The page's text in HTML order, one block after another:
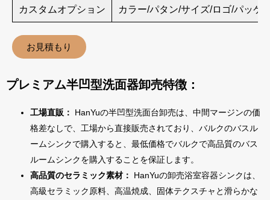
カスタムオプション カラー/パタン/サイズ/ロゴ/パッケ
お見積もり
プレミアム半凹型洗面器卸売特徴：
工場直販： HanYuの半凹型洗面台卸売は、中間マージンの価
格差なしで、工場から直接販売されており、バルクのバスル
ームシンクで購入すると、最低価格でバルクで高品質のバス
ルームシンクを購入することを保証します。
高品質のセラミック素材： HanYuの卸売浴室容器シンクは、
高級セラミック原料、高温焼成、固体テクスチャと滑らかな